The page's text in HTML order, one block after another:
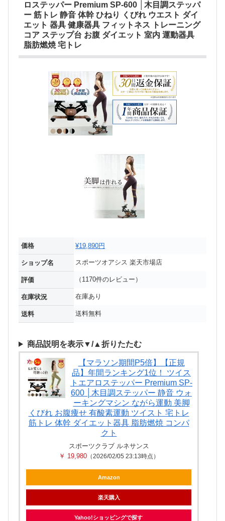
ロステッパー Premium SP-600 │木目調ステッパ
ー 筋トレ 静音 体幹 ひねり くびれ ウエスト ダイ
エット 器具 健康器具 フィットネス トレーニング
コア ステップ台 お腹 ダイエット 室内 運動器具
脂肪燃焼 宅トレ
価格 ¥19,890円
ショップ名 スポーツオアシス 楽天市場店
評価 （1170件のレビュー）
在庫状況 在庫あり
送料 送料無料
商品説明を表示▼/▲折りたたむ
【マラソン期間P5倍】【正規
品】年間ランキング1位！ ツイス
トエアロステッパー Premium SP-
600 │木目調ステッパー 静音 ウォ
ーキングマシン ながら運動 美脚
くびれ お腹痩せ 有酸素運動 ツイスト 宅トレ
筋トレ 体幹 ダイエット器具 脂肪燃焼 コンパ
クト
スポーツクラブ ルネサンス
￥ 19,980（2026/02/05 23:13時点）
Amazon
楽天購入
Yahoo!ショッピングで探す